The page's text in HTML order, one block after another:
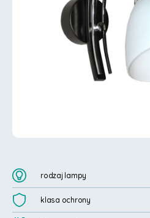
rodzaj lampy
klasa ochrony